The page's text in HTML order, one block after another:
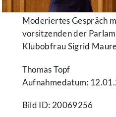
Moderiertes Gespräch
vorsitzenden der
Klubobfrau Sigrid
Thomas Topf
Aufnahmedatum:
Bild ID: 20069256